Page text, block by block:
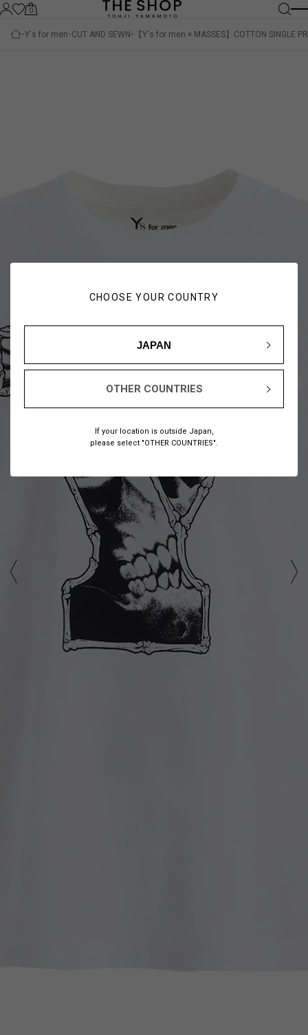
CHOOSE YOUR COUNTRY
JAPAN
OTHER COUNTRIES
If your location is outside Japan,
please select "OTHER COUNTRIES".
0
Y's for men CUT AND SEWN 【Y's for men × MASSES】COTTON SINGLE